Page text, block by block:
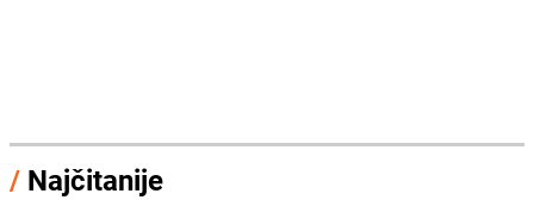
/ Najčitanije